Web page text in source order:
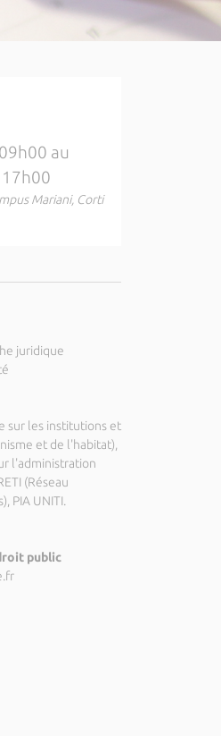
au
Mariani, Corti
juridique
sur les institutions et
et de l'habitat),
l'administration
(Réseau
PIA UNITI.
public